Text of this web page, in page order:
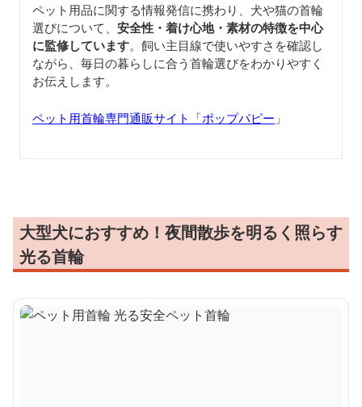
ペット用品に関する情報発信に携わり、犬や猫の首輪
選びについて、 安全性・着け心地・素材の特徴を中心
に監修しています。飼い主目線で使いやすさを確認し
ながら、毎日の暮らしに合う首輪選びをわかりやすく
お伝えします。
ペット用首輪専門通販サイト「ポップパピー 」
大型犬におすすめ！夜間散歩を明るく照らす
光る首輪